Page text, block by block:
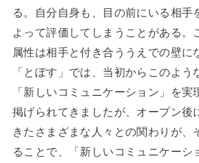
る。自分自身も、目の前にいる相手
よって評価してしまうことがある。
属性は相手と付き合ううえでの壁に
「とぽす」では、当初からこのよう
「新しいコミュニケーション」を
掲げられてきましたが、オープン後
きたさまざまな人々との関わりが、
ることで、「新しいコミュニケーシ